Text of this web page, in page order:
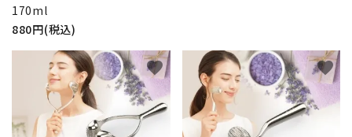
170ml
880円(税込)
favorite favorite